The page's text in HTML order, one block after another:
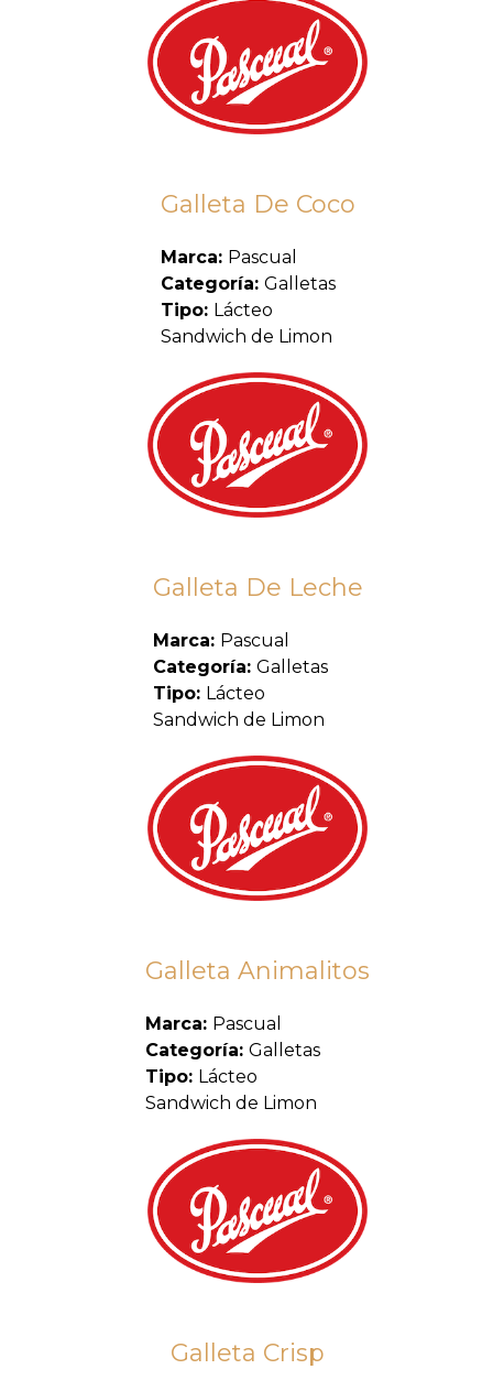
Galleta De Coco
Marca: Pascual
Categoría: Galletas
Tipo: Lácteo
Sandwich de Limon
Galleta De Leche
Marca: Pascual
Categoría: Galletas
Tipo: Lácteo
Sandwich de Limon
Galleta Animalitos
Marca: Pascual
Categoría: Galletas
Tipo: Lácteo
Sandwich de Limon
Galleta Crisp